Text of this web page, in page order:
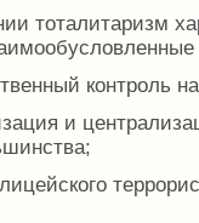
тоталитаризм
контроль
и